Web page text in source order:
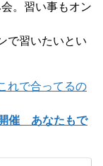
。習い事もオン
で習いたいとい
れで合ってるの
催 あなたもで